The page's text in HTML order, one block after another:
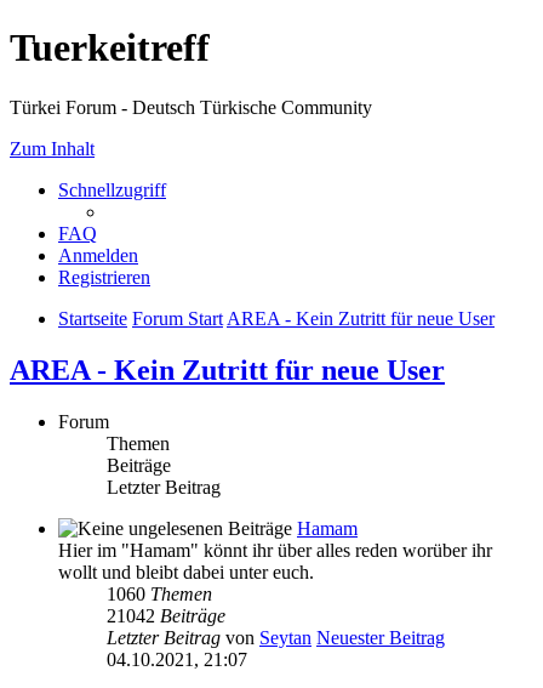
Tuerkeitreff
Türkei Forum - Deutsch Türkische Community
Zum Inhalt
Schnellzugriff
FAQ
Anmelden
Registrieren
Startseite Forum Start AREA - Kein Zutritt für neue User
AREA - Kein Zutritt für neue User
Forum
Themen
Beiträge
Letzter Beitrag
Hamam
Hier im "Hamam" könnt ihr über alles reden worüber ihr
wollt und bleibt dabei unter euch.
1060 Themen
21042 Beiträge
Letzter Beitrag von Seytan Neuester Beitrag
04.10.2021, 21:07